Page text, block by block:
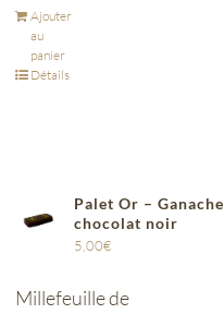
Ajouter
au
panier
Détails
Palet Or – Ganache
chocolat noir
5,00€
Millefeuille de